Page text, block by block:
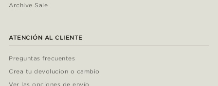
Archive Sale
ATENCIÓN AL CLIENTE
Preguntas frecuentes
Crea tu devolucion o cambio
Ver las opciones de envío